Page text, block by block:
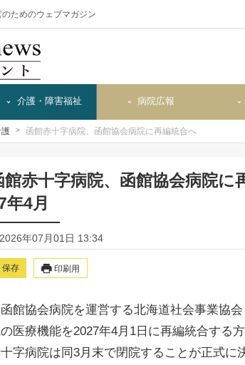
ためのウェブマガジン
介護・障害福祉 病院広報
護 函館赤十字病院、函館協会病院に再編統合へ
館赤十字病院、函館協会病院に
年4月
2026年07月01日 13:34
保存 印刷用
館協会病院を運営する北海道社会事業協
医療機能を2027年4月1日に再編統合する
字病院は同3月末で閉院することが正式に